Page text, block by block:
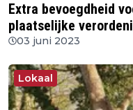
Extra bevoegdheid
plaatselijke
03 juni 2023
Lokaal